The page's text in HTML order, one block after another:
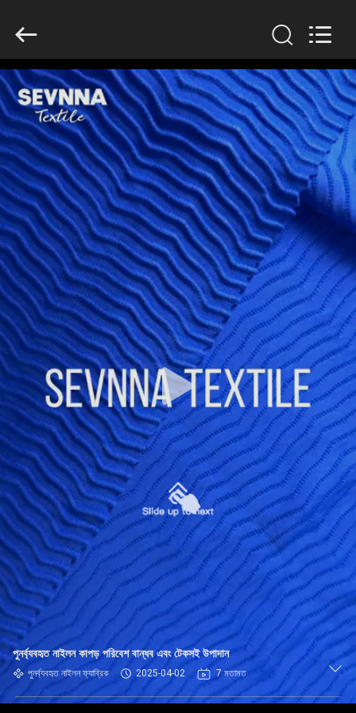
বাড়ি
পণ্য
VR
প্রদর্শন
আমাদের
সম্পর্কে
কারখানা
ভ্রমণ
মান
নিয়ন্ত্রণ
যোগাযোগ
করুন
খবর
কেস
সাইট
ম্যাপ
TEXTILE.
পুনর্ব্যবহৃত নাইলন কাপড় পরিবেশ বান্ধব এবং টেকসই উপাদান
পুনর্ব্যবহৃত নাইলন ফ্যাব্রিক 2025-04-02 7 মতামত